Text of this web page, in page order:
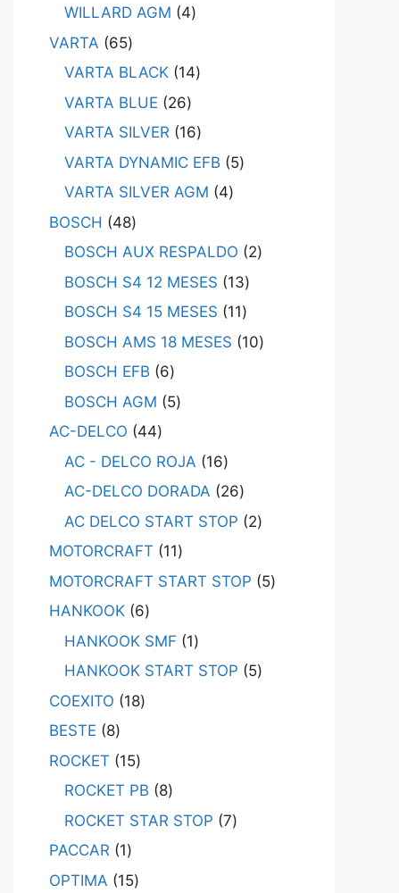
WILLARD AGM
4
VARTA
65
VARTA BLACK 14
VARTA BLUE
26
VARTA SILVER 16
VARTA DYNAMIC EFB
5
VARTA SILVER AGM
4
BOSCH
48
BOSCH AUX RESPALDO
2
BOSCH S4 12 MESES
13
BOSCH S4 15 MESES
11
BOSCH AMS 18 MESES
10
BOSCH EFB
6
BOSCH AGM
5
AC-DELCO
44
AC - DELCO ROJA
16
AC-DELCO DORADA
26
AC DELCO START STOP
2
MOTORCRAFT
11
MOTORCRAFT START STOP
5
HANKOOK 6
HANKOOK SMF
1
HANKOOK START STOP
5
COEXITO
18
BESTE
8
ROCKET
15
ROCKET PB
8
ROCKET STAR STOP 7
PACCAR 1
OPTIMA
15